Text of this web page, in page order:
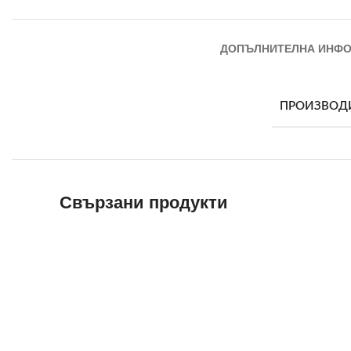
ДОПЪЛНИТЕЛНА
Свързани продукти